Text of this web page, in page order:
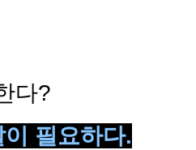
다?
필요하다.